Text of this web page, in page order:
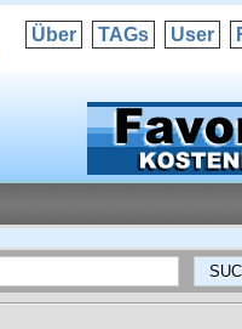
Über TAGs User